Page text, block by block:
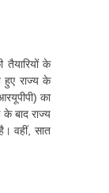
तैयारियों के
हुए राज्य के
का
के बाद राज्य
वहीं, सात